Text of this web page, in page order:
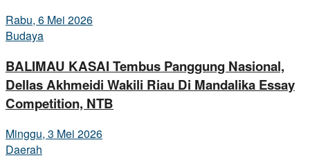
Rabu, 6 Mei 2026
Budaya
BALIMAU KASAI Tembus Panggung Nasional,
Dellas Akhmeidi Wakili Riau Di Mandalika Essay
Competition, NTB
Minggu, 3 Mei 2026
Daerah